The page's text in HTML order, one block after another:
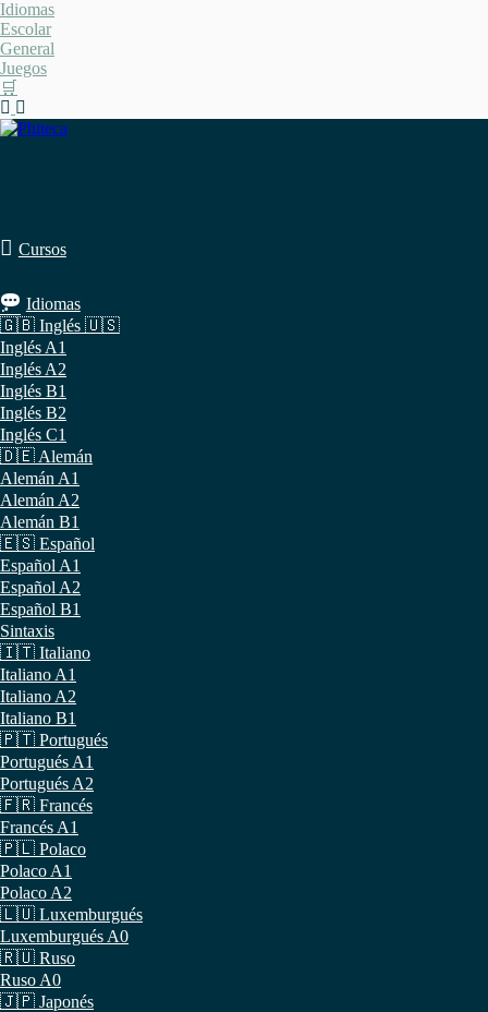
Saltar
al
contenido
Idiomas
Escolar
General
Juegos
🛒
Cursos
Idiomas
🇬🇧 Inglés 🇺🇸
Inglés A1
Inglés A2
Inglés B1
Inglés B2
Inglés C1
🇩🇪 Alemán
Alemán A1
Alemán A2
Alemán B1
🇪🇸 Español
Español A1
Español A2
Español B1
Sintaxis
🇮🇹 Italiano
Italiano A1
Italiano A2
Italiano B1
🇵🇹 Portugués
Portugués A1
Portugués A2
🇫🇷 Francés
Francés A1
🇵🇱 Polaco
Polaco A1
Polaco A2
🇱🇺 Luxemburgués
Luxemburgués A0
🇷🇺 Ruso
Ruso A0
🇯🇵 Japonés